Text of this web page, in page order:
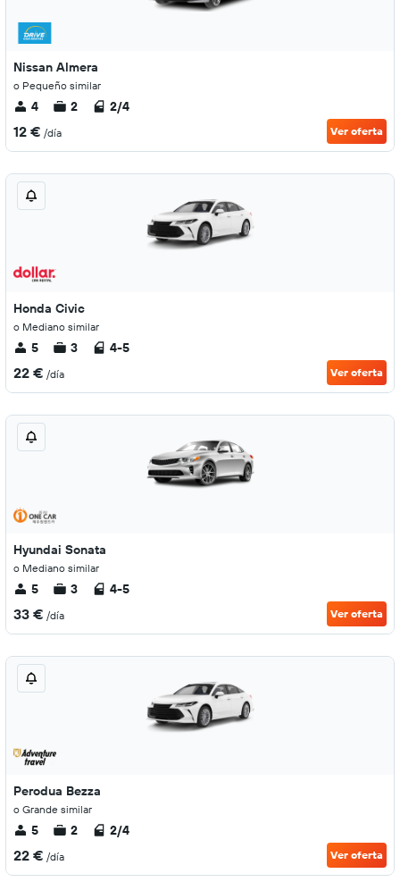
Nissan Almera
o Pequeño similar
4 2 2/4
12 € /día Ver oferta
Honda Civic
o Mediano similar
5 3 4-5
22 € /día Ver oferta
Hyundai Sonata
o Mediano similar
5 3 4-5
33 € /día Ver oferta
Perodua Bezza
o Grande similar
5 2 2/4
22 € /día Ver oferta